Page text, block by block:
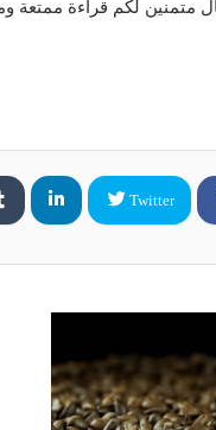
متمنين لكم قراءة ممتعة
Twitter